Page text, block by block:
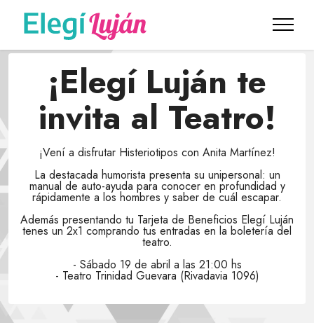
¡Elegí Luján te
invita al Teatro!
¡Vení a disfrutar Histeriotipos con Anita Martínez!
La destacada humorista presenta su unipersonal: un
manual de auto-ayuda para conocer en profundidad y
rápidamente a los hombres y saber de cuál escapar.
Además presentando tu Tarjeta de Beneficios Elegí Luján
tenes un 2x1 comprando tus entradas en la boletería del
teatro.
- Sábado 19 de abril a las 21:00 hs
- Teatro Trinidad Guevara (Rivadavia 1096)